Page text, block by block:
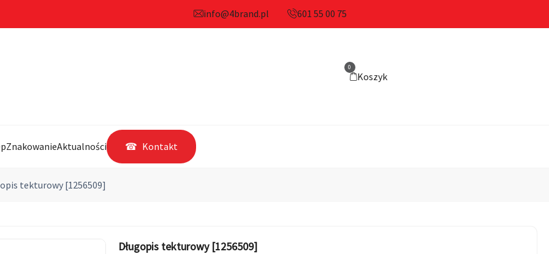
info@4brand.pl 601 55 00 75
0
Koszyk
ZnakowanieAktualności Kontakt
tekturowy [1256509]
Długopis tekturowy [1256509]